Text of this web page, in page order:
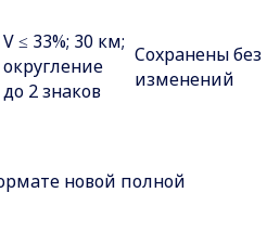
V ≤ 33%; 30 км;
округление
до 2 знаков
Сохранены без
изменений
новой полной